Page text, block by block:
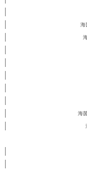
海
海